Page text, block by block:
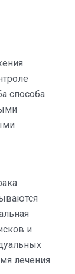
способа
и
лечения.